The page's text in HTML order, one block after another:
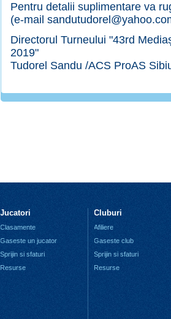
Pentru detalii suplimentare va
(e-mail
Directorul Turneului "43rd
2019"
Tudorel Sandu /ACS ProAS
Jucatori
Clasamente
Gaseste un jucator
Sprijin si sfaturi
Resurse
Cluburi
Afiliere
Gaseste club
Sprijin si sfaturi
Resurse